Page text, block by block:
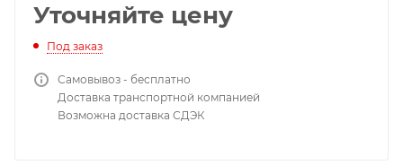
Уточняйте цену
Под заказ
Самовывоз - бесплатно
Доставка транспортной компанией
Возможна доставка СДЭК